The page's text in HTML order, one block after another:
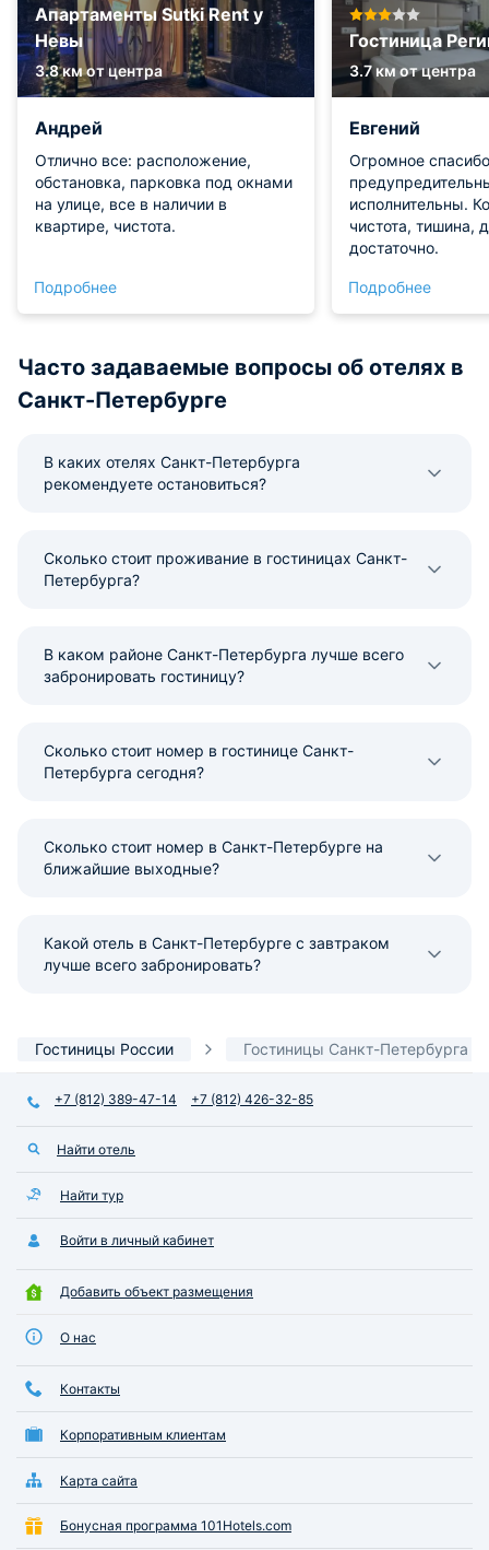
Апартаменты Sutki Rent у
Невы
3.8 км от центра
Андрей
Отлично все: расположение,
обстановка, парковка под окнами
на улице, все в наличии в
квартире, чистота.
Подробнее
Гостиница
3.7 км от центра
Евгений
Огромное
исполнительны.
чистота, тишина,
достаточно.
Подробнее
Часто задаваемые вопросы об отелях в
Санкт-Петербурге
В каких отелях Санкт-Петербурга
рекомендуете остановиться?
Сколько стоит проживание в гостиницах Санкт-
Петербурга?
В каком районе Санкт-Петербурга лучше всего
забронировать гостиницу?
Сколько стоит номер в гостинице Санкт-
Петербурга сегодня?
Сколько стоит номер в Санкт-Петербурге на
ближайшие выходные?
Какой отель в Санкт-Петербурге с завтраком
лучше всего забронировать?
Гостиницы России Гостиницы Санкт-Петербурга
+7 (812) 389-47-14 +7 (812) 426-32-85
Найти отель
Найти тур
Войти в личный кабинет
Добавить объект размещения
О нас
Контакты
Корпоративным клиентам
Карта сайта
Бонусная программа 101Hotels.com